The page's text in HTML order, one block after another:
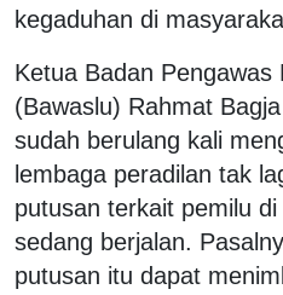
kegaduhan di
Ketua Badan Pengawas
(Bawaslu) Rahmat
sudah berulang kali
lembaga peradilan tak
putusan terkait pemilu
sedang berjalan.
putusan itu dapat